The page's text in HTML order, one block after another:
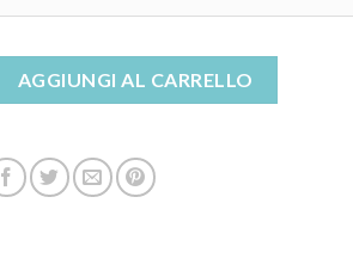
AGGIUNGI AL CARRELLO